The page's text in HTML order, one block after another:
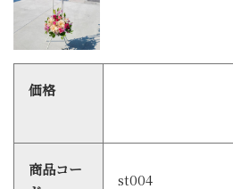
価格
商品コー
st004